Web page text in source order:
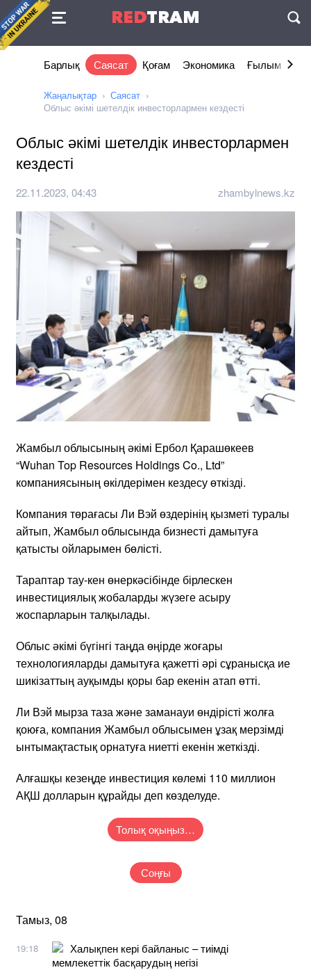
REDTRAM
Келісімі
Барлық Саясат Қоғам Экономика Ғылым және
Жаңалықтар
Саясат
Облыс әкімі шетелдік инвесторлармен кездесті
Облыс әкімі шетелдік инвесторлармен
кездесті
22.11.2023, 04:43 zhambylnews.kz
Жамбыл облысының әкімі Ербол Қарашөкеев
“Wuhan Top Resources Holdings Co., Ltd”
компаниясының өкілдерімен кездесу өткізді.
Компания төрағасы Ли Вэй өздерінің қызметі туралы
айтып, Жамбыл облысында бизнесті дамытуға
қатысты ойларымен бөлісті.
Тараптар тау-кен өнеркәсібінде бірлескен
инвестициялық жобаларды жүзеге асыру
жоспарларын талқылады.
Облыс әкімі бүгінгі таңда өңірде жоғары
технологияларды дамытуға қажетті әрі сұранысқа ие
шикізаттың ауқымды қоры бар екенін атап өтті.
Ли Вэй мырза таза және заманауи өндірісті жолға
қоюға, компания Жамбыл облысымен ұзақ мерзімді
ынтымақтастық орнатуға ниетті екенін жеткізді.
Алғашқы кезеңде инвестиция көлемі 110 миллион
АҚШ долларын құрайды​ деп көзделуде.
Толық оқыңыз…
Соңғы
Тамыз, 08
19:18
Халықпен кері байланыс – тиімді
мемлекеттік басқарудың негізі